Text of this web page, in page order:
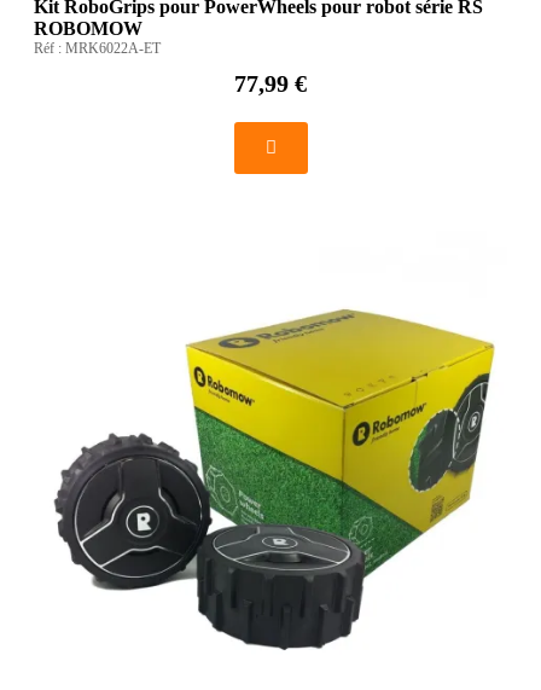
Kit RoboGrips pour PowerWheels pour robot série RS
ROBOMOW
Réf : MRK6022A-ET
77,99 €